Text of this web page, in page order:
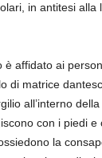
in antitesi
affidato ai
di matrice
all’interno
con i piedi
la